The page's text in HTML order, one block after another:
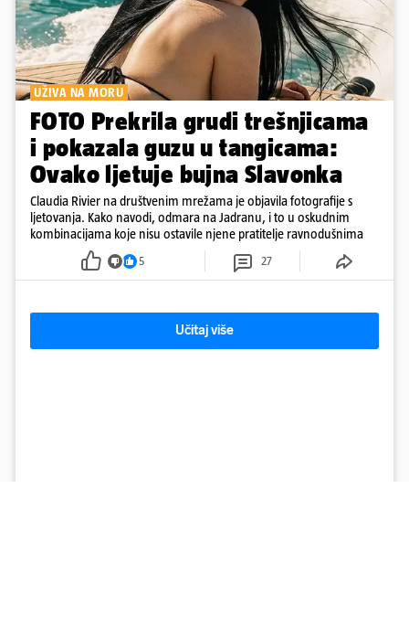
UŽIVA NA MORU
FOTO Prekrila grudi trešnjicama
i pokazala guzu u tangicama:
Ovako ljetuje bujna Slavonka
Claudia Rivier na društvenim mrežama je objavila fotografije s
ljetovanja. Kako navodi, odmara na Jadranu, i to u oskudnim
kombinacijama koje nisu ostavile njene pratitelje ravnodušnima
5 27
Učitaj više